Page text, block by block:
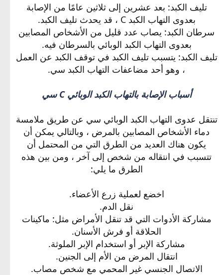
تليف الكبد: بعد عشرين إلى ثلاثين عامًا من الإصابة
بعدوى التهاب الكبد C ، قد يحدث تليف الكبد.
سرطان الكبد: يصاب عدد قليل من الأشخاص المصابين
بعدوى التهاب الكبد الوبائي بالسرطان فيه.
تليف الكبد: يتسبب تليف الكبد في توقف الكبد عن العمل
، وهو أحد مضاعفات التهاب الكبد سي.
أسباب الإصابة بالتهاب الكبد الوبائي C سي
تنتقل عدوى التهاب الكبد الوبائي سي عن طريق ملامسة
دماء الأشخاص المصابين بالمرض ، وبالتالي يمكن أن
يكون هناك العديد من الطرق التي من المحتمل أن
تتسبب في انتقاله من شخص إلى آخر ، ومن بين هذه
الطرق ما يلي:
اخضع لعملية زرع الأعضاء.
نقل الدم.
مشاركة الأدوات التي قد تنقل الأمراض مثل: ماكينات
الحلاقة أو فرش الأسنان.
مشاركة الإبر أو استخدام الإبر الملوثة.
انتقال المرض من الأم إلى الجنين.
الاتصال الجنسي غير المحمي مع شخص مصاب.